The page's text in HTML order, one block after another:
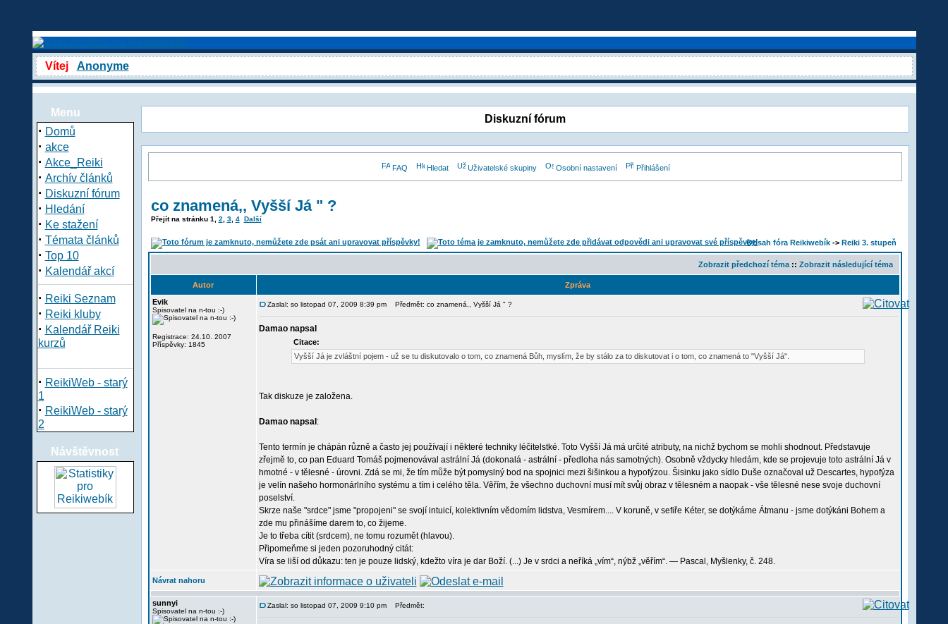
Vítej Anonyme
Menu
· Domů
· akce
· Akce_Reiki
· Archív článků
· Diskuzní fórum
· Hledání
· Ke stažení
· Témata článků
· Top 10
· Kalendář akcí
· Reiki Seznam
· Reiki kluby
· Kalendář Reiki
kurzů
· ReikiWeb - starý
1
· ReikiWeb - starý
2
Návštěvnost
Diskuzní fórum
FAQ Hledat Uživatelské skupiny Osobní nastavení Přihlášení
co znamená,, Vyšší Já " ?
Přejít na stránku 1 2 3, 4 Další
Obsah fóra Reikiwebík-> Reiki 3. stupeň
Zobrazit předchozí téma:: Zobrazit následující téma
Autor
Zpráva
Evik
Spisovatel na n-tou :-)
Registrace: 24.10. 2007
Příspěvky: 1845
Zaslal: so listopad 07, 2009 8:39 pm Předmět: co znamená,, Vyšší Já " ?
Damao napsal
Citace:
Vyšší Já je zvláštní pojem - už se tu diskutovalo o tom, co znamená Bůh, myslím, že by stálo za to diskutovat i o tom, co znamená to "Vyšší Já".
Tak diskuze je založena.
Damao napsal :
Tento termín je chápán různě a často jej používají i některé techniky léčitelstké. Toto Vyšší Já má určité atributy, na nichž bychom se mohli shodnout. Představuje
zřejmě to, co pan Eduard Tomáš pojmenovával astrální Já (dokonalá - astrální - předloha nás samotných). Osobně vždycky hledám, kde se projevuje toto astrální Já v
hmotné - v tělesné - úrovni. Zdá se mi, že tím může být pomyslný bod na spojnici mezi šišinkou a hypofýzou. Šisinku jako sídlo Duše označoval už Descartes, hypofýza
je velín našeho hormonárlního systému a tím i celého těla. Věřím, že všechno duchovní musí mít svůj obraz v tělesném a naopak - vše tělesné nese svoje duchovní
poselství.
Skrze naše "srdce" jsme "propojeni" se svojí intuicí, kolektivním vědomím lidstva, Vesmírem.... V koruně, v sefiře Kéter, se dotýkáme Átmanu - jsme dotýkáni Bohem a
zde mu přinášíme darem to, co žijeme.
Je to třeba cítit (srdcem), ne tomu rozumět (hlavou).
Připomeňme si jeden pozoruhodný citát:
Víra se liší od důkazu: ten je pouze lidský, kdežto víra je dar Boží. (...) Je v srdci a neříká „vím“, nýbž „věřím“. — Pascal, Myšlenky, č. 248.
Návrat nahoru
sunnyi
Spisovatel na n-tou :-)
Zaslal: so listopad 07, 2009 9:10 pm Předmět: